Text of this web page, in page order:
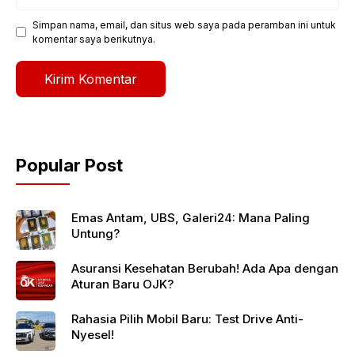
Simpan nama, email, dan situs web saya pada peramban ini untuk
komentar saya berikutnya.
Popular Post
Emas Antam, UBS, Galeri24: Mana Paling
Untung?
Asuransi Kesehatan Berubah! Ada Apa dengan
Aturan Baru OJK?
Rahasia Pilih Mobil Baru: Test Drive Anti-
Nyesel!